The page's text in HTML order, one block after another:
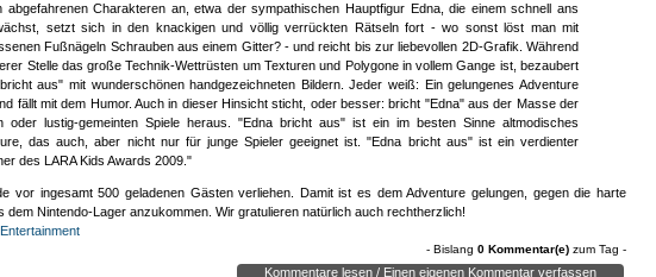
HTML ist deaktiviert | max. 2500 Zeichen
abgefahrenen Charakteren an, etwa der sympathischen Hauptfigur Edna, die einem schnell ans
setzt sich in den knackigen und völlig verrückten Rätseln fort - wo sonst löst man mit
Fußnägeln Schrauben aus einem Gitter? - und reicht bis zur liebevollen 2D-Grafik. Während
Stelle das große Technik-Wettrüsten um Texturen und Polygone in vollem Gange ist, bezaubert
aus" mit wunderschönen handgezeichneten Bildern. Jeder weiß: Ein gelungenes Adventure
fällt mit dem Humor. Auch in dieser Hinsicht sticht, oder besser: bricht "Edna" aus der Masse der
oder lustig-gemeinten Spiele heraus. "Edna bricht aus" ist ein im besten Sinne altmodisches
das auch, aber nicht nur für junge Spieler geeignet ist. "Edna bricht aus" ist ein verdienter
des LARA Kids Awards 2009."
vor ingesamt 500 geladenen Gästen verliehen. Damit ist es dem Adventure gelungen, gegen die harte
dem Nintendo-Lager anzukommen. Wir gratulieren natürlich auch rechtherzlich!
- Bislang 0 Kommentar(e) zum Tag -
Kommentare lesen / Einen eigenen Kommentar verfassen